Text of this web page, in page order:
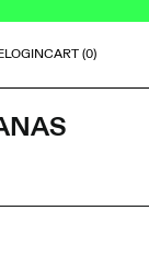
LOGIN
LOGINCART (0)